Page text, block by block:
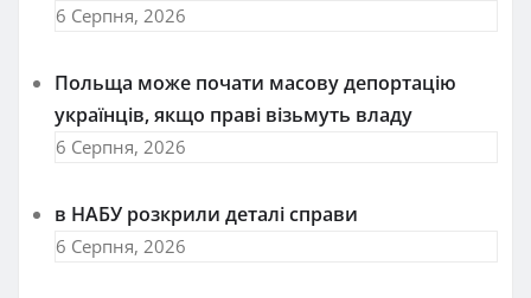
6 Серпня, 2026
Польща може почати масову депортацію
українців, якщо праві візьмуть владу
6 Серпня, 2026
в НАБУ розкрили деталі справи
6 Серпня, 2026